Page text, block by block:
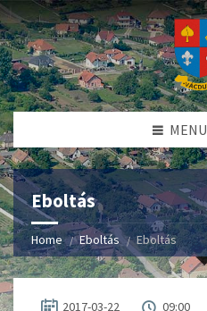
MENU
Eboltás
Home Eboltás Eboltás
2017-03-22
09:00